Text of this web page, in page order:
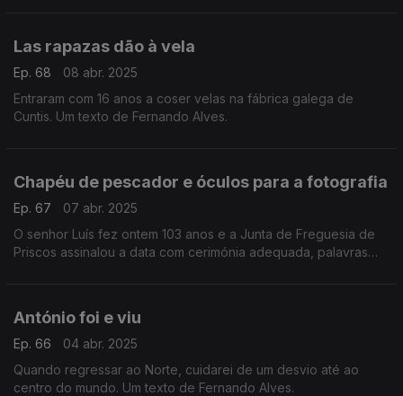
Las rapazas dão à vela
Ep. 68
08 abr. 2025
Entraram com 16 anos a coser velas na fábrica galega de
Cuntis. Um texto de Fernando Alves.
Chapéu de pescador e óculos para a fotografia
Ep. 67
07 abr. 2025
O senhor Luís fez ontem 103 anos e a Junta de Freguesia de
Priscos assinalou a data com cerimónia adequada, palavras
António foi e viu
Ep. 66
04 abr. 2025
Quando regressar ao Norte, cuidarei de um desvio até ao
centro do mundo. Um texto de Fernando Alves.